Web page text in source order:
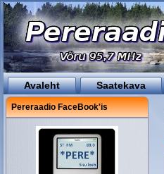
Avaleht Saatekava
Pereraadio FaceBook'is